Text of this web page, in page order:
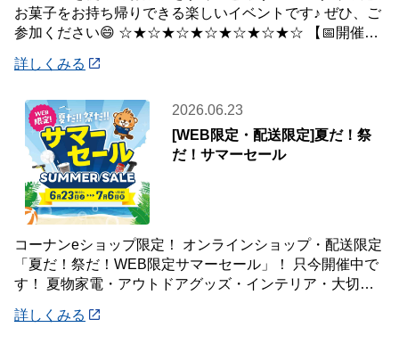
お菓子をお持ち帰りできる楽しいイベントです♪ ぜひ、ご
参加ください😄 ☆★☆★☆★☆★☆★☆★☆ 【📅開催日
詳しくみる
2026.06.23
[WEB限定・配送限定]夏だ！祭
だ！サマーセール
コーナンeショップ限定！ オンラインショップ・配送限定
「夏だ！祭だ！WEB限定サマーセール」！ 只今開催中で
す！ 夏物家電・アウトドアグッズ・インテリア・大切な
詳しくみる